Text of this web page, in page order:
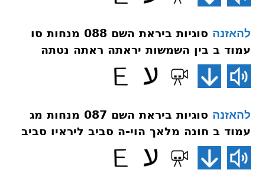
להאזנה
סוגיות ביראת השם 088 מנחות סו
עמוד ב בין השמשות יראתה ראתה נטתה
להאזנה
סוגיות ביראת השם 087 מנחות מג
עמוד ב חונה מלאך הוי-ה סביב ליראיו סביב